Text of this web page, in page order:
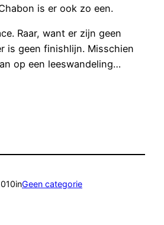
is er ook zo een.
Raar, want er zijn geen
is geen finishlijn. Misschien
op een leeswandeling…
inGeen categorie